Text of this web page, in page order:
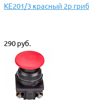
КЕ201/3 красный 2р
290 руб.